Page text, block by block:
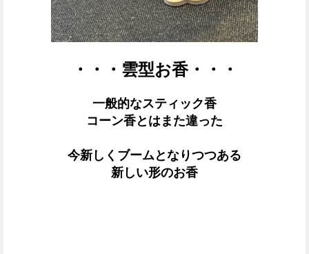
・・・雲型お香・・・
一般的なスティック香
コーン香とはまた違った
今新しくブームとなりつつある
新しい形のお香